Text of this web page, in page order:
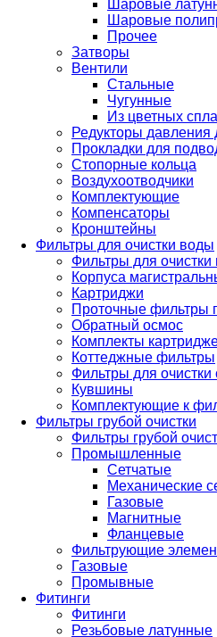
Шаровые
Шаровые
Прочее
Затворы
Вентили
Стальные
Чугунные
Из цветных
Редукторы давления
Прокладки для
Стопорные кольца
Воздухоотводчики
Комплектующие
Компенсаторы
Кронштейны
Фильтры для очистки воды
Фильтры для очистки
Корпуса
Картриджи
Проточные фильтры
Обратный осмос
Комплекты
Коттеджные фильтры
Фильтры для очистки
Кувшины
Комплектующие к
Фильтры грубой очистки
Фильтры грубой
Промышленные
Сетчатые
Механические
Газовые
Магнитные
Фланцевые
Фильтрующие
Газовые
Промывные
Фитинги
Фитинги
Резьбовые латунные